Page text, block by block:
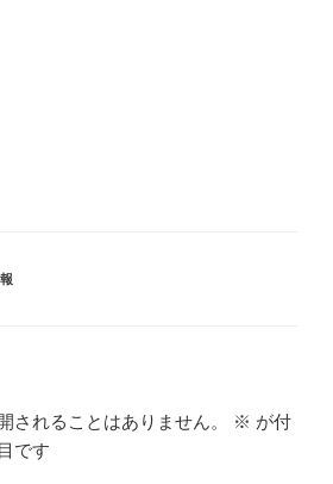
されることはありません。 ※ が付
です